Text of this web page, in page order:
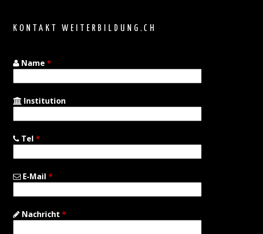
top
KONTAKT WEITERBILDUNG.CH
Name *
Institution
Tel *
E-Mail *
Nachricht *